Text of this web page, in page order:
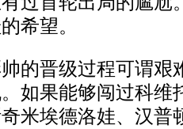
希望。
晋级过程可谓艰
如果能够闯过科维
米埃德洛娃、汉普